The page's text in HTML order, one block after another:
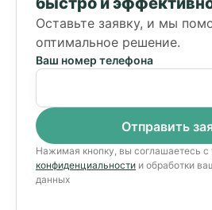
Оставьте заявку, и мы
оптимальное решение.
Ваш номер телефона
Нажимая кнопку, вы соглашаетесь
конфиденциальности и обработки
данных